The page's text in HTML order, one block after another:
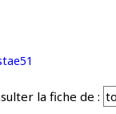
la fiche de :